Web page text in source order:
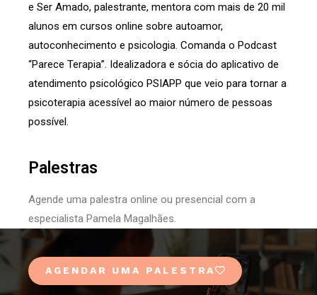
e Ser Amado, palestrante, mentora com mais de 20 mil
alunos em cursos online sobre autoamor,
autoconhecimento e psicologia. Comanda o Podcast
“Parece Terapia”. Idealizadora e sócia do aplicativo de
atendimento psicológico PSIAPP que veio para tornar a
psicoterapia acessível ao maior número de pessoas
possível.
Palestras
Agende uma palestra online ou presencial com a
especialista Pamela Magalhães.
AGENDAR UMA PALESTRA